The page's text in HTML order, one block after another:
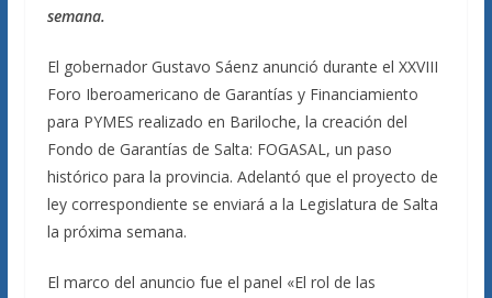
semana.
El gobernador Gustavo Sáenz anunció durante el XXVIII
Foro Iberoamericano de Garantías y Financiamiento
para PYMES realizado en Bariloche, la creación del
Fondo de Garantías de Salta: FOGASAL, un paso
histórico para la provincia. Adelantó que el proyecto de
ley correspondiente se enviará a la Legislatura de Salta
la próxima semana.
El marco del anuncio fue el panel «El rol de las